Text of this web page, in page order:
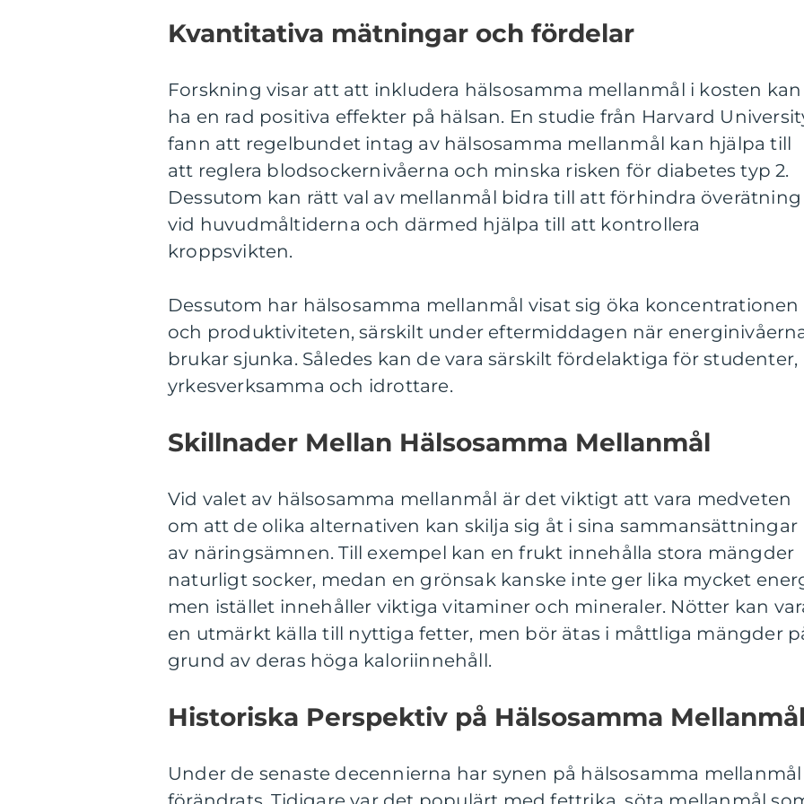
Kvantitativa mätningar och fördelar
Forskning visar att att inkludera hälsosamma mellanmål i kosten kan
ha en rad positiva effekter på hälsan. En studie från Harvard
fann att regelbundet intag av hälsosamma mellanmål kan hjälpa till
att reglera blodsockernivåerna och minska risken för diabetes typ 2.
Dessutom kan rätt val av mellanmål bidra till att förhindra överätning
vid huvudmåltiderna och därmed hjälpa till att kontrollera
kroppsvikten.
Dessutom har hälsosamma mellanmål visat sig öka koncentrationen
och produktiviteten, särskilt under eftermiddagen när
brukar sjunka. Således kan de vara särskilt fördelaktiga för studenter,
yrkesverksamma och idrottare.
Skillnader Mellan Hälsosamma Mellanmål
Vid valet av hälsosamma mellanmål är det viktigt att vara medveten
om att de olika alternativen kan skilja sig åt i sina sammansättningar
av näringsämnen. Till exempel kan en frukt innehålla stora mängder
naturligt socker, medan en grönsak kanske inte ger lika mycket
men istället innehåller viktiga vitaminer och mineraler. Nötter kan
en utmärkt källa till nyttiga fetter, men bör ätas i måttliga mängder
grund av deras höga kaloriinnehåll.
Historiska Perspektiv på Hälsosamma
Under de senaste decennierna har synen på hälsosamma mellanmål